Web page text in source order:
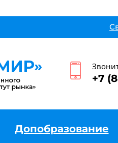
+7
Допобразование